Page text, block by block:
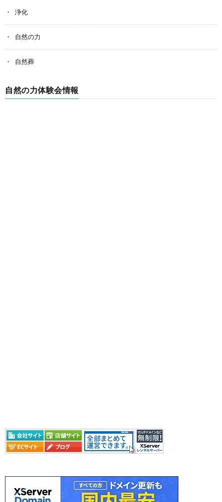
浄化
自然の力
自然葬
自然の力体験会情報